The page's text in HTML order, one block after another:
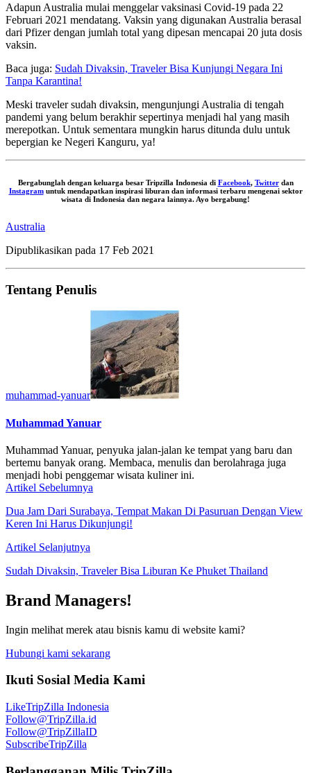
Adapun Australia mulai menggelar vaksinasi Covid-19 pada 22
Februari 2021 mendatang. Vaksin yang digunakan Australia berasal
dari Pfizer dengan jumlah total yang dipesan mencapai 20 juta dosis
vaksin.
Baca juga: Sudah Divaksin, Traveler Bisa Kunjungi Negara Ini
Tanpa Karantina!
Meski traveler sudah divaksin, mengunjungi Australia di tengah
pandemi yang belum berakhir sepertinya menjadi hal yang masih
merepotkan. Untuk sementara mungkin harus ditunda dulu untuk
bepergian ke Negeri Kanguru, ya!
Bergabunglah dengan keluarga besar Tripzilla Indonesia di Facebook, Twitterdan
Instagramuntuk mendapatkan inspirasi liburan dan informasi terbaru mengenai sektor
wisata di Indonesia dan negara lainnya. Ayo bergabung!
Australia
Dipublikasikan pada 17 Feb 2021
Tentang Penulis
muhammad-yanuar
Muhammad Yanuar
Muhammad Yanuar, penyuka jalan-jalan ke tempat yang baru dan
bertemu banyak orang. Membaca, menulis dan berolahraga juga
menjadi hobi penggemar wisata kuliner ini.
Artikel Sebelumnya
Dua Jam Dari Surabaya, Tempat Makan Di Pasuruan Dengan View
Keren Ini Harus Dikunjungi!
Artikel Selanjutnya
Sudah Divaksin, Traveler Bisa Liburan Ke Phuket Thailand
Brand Managers!
Ingin melihat merek atau bisnis kamu di website kami?
Hubungi kami sekarang
Ikuti Sosial Media Kami
LikeTripZilla Indonesia
Follow@TripZilla.id
Follow@TripZillaID
SubscribeTripZilla